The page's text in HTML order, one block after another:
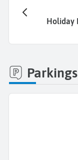
Holiday
Parkings